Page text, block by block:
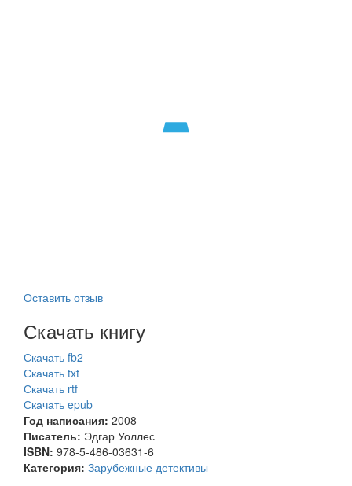
Оставить отзыв
Скачать книгу
Скачать fb2
Скачать txt
Скачать rtf
Скачать epub
Год написания: 2008
Писатель: Эдгар Уоллес
ISBN: 978-5-486-03631-6
Категория: Зарубежные детективы